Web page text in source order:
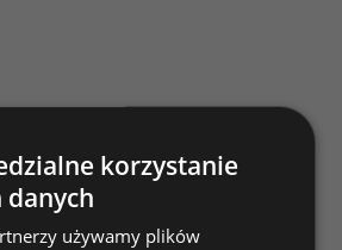
korzystanie
danych
używamy plików